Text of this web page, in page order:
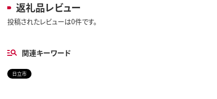
返礼品レビュー
投稿されたレビューは0件です。
関連キーワード
日立市